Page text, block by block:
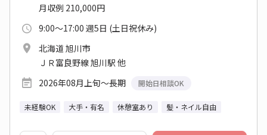
月収例 210,000円
9:00～17:00 週5日 (土日祝休み)
北海道 旭川市
ＪＲ富良野線 旭川駅 他
2026年08月上旬～長期
開始日相談OK
未経験OK 大手・有名 休憩室あり 髪・ネイル自由